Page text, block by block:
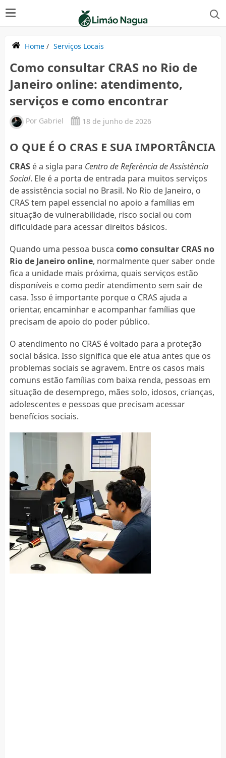
Home/ Serviços Locais
Como consultar CRAS no Rio de
Janeiro online: atendimento,
serviços e como encontrar
Por Gabriel 18 de junho de 2026
O QUE É O CRAS E SUA IMPORTÂNCIA
CRASé a sigla para Centro de Referência de Assistência
Social. Ele é a porta de entrada para muitos serviços
de assistência social no Brasil. No Rio de Janeiro, o
CRAS tem papel essencial no apoio a famílias em
situação de vulnerabilidade, risco social ou com
dificuldade para acessar direitos básicos.
Quando uma pessoa busca como consultar CRAS no
Rio de Janeiro online, normalmente quer saber onde
fica a unidade mais próxima, quais serviços estão
disponíveis e como pedir atendimento sem sair de
casa. Isso é importante porque o CRAS ajuda a
orientar, encaminhar e acompanhar famílias que
precisam de apoio do poder público.
O atendimento no CRAS é voltado para a proteção
social básica. Isso significa que ele atua antes que os
problemas sociais se agravem. Entre os casos mais
comuns estão famílias com baixa renda, pessoas em
situação de desemprego, mães solo, idosos, crianças,
adolescentes e pessoas que precisam acessar
benefícios sociais.